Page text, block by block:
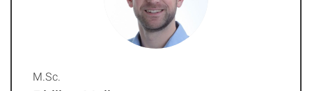
M.Sc.